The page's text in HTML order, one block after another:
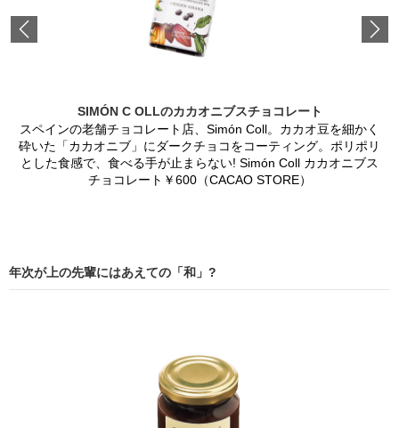
SIMÓN C OLLのカカオニブスチョコレート
スペインの老舗チョコレート店、Simón Coll。カカオ豆を細かく
砕いた「カカオニブ」にダークチョコをコーティング。ポリポリ
とした食感で、食べる手が止まらない! Simón Coll カカオニブス
チョコレート￥600（CACAO STORE）
年次が上の先輩にはあえての「和」?